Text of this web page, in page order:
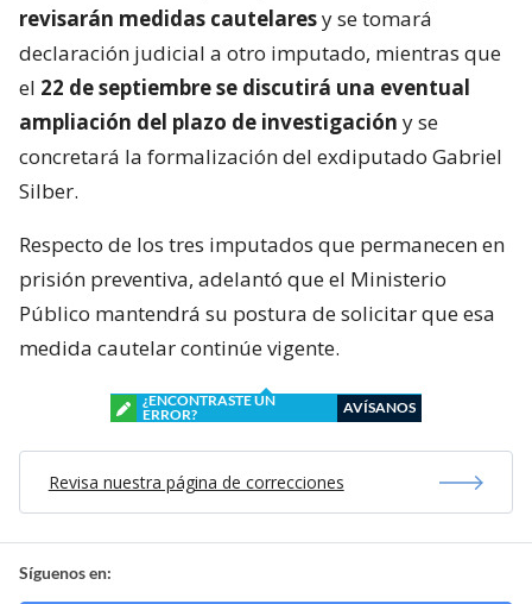
revisarán medidas cautelaresy se tomará
declaración judicial a otro imputado, mientras que
el 22 de septiembre se discutirá una eventual
ampliación del plazo de investigación y se
concretará la formalización del exdiputado Gabriel
Silber.
Respecto de los tres imputados que permanecen en
prisión preventiva, adelantó que el Ministerio
Público mantendrá su postura de solicitar que esa
medida cautelar continúe vigente.
¿ENCONTRASTE UN
ERROR?
AVÍSANOS
Revisa nuestra página de correcciones
Síguenos en: